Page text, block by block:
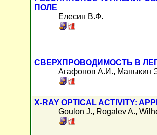
ПОЛЕ
Елесин В.Ф.
СВЕРХПРОВОДИМОСТЬ В
Агафонов А.И., Маныкин
X-RAY OPTICAL ACTIVITY:
Goulon J., Rogalev A.,